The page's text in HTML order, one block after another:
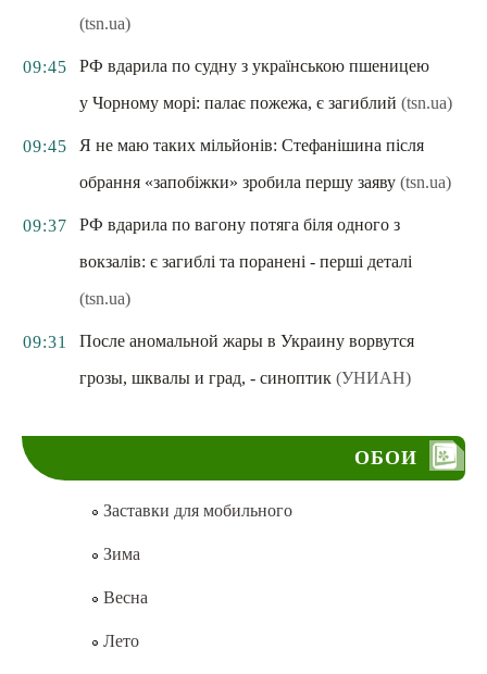
(tsn.ua)
09:45
РФ вдарила по судну з українською пшеницею
у Чорному морі: палає пожежа, є загиблий (tsn.ua)
09:45
Я не маю таких мільйонів: Стефанішина після
обрання «запобіжки» зробила першу заяву (tsn.ua)
09:37
РФ вдарила по вагону потяга біля одного з
вокзалів: є загиблі та поранені - перші деталі
(tsn.ua)
09:31
После аномальной жары в Украину ворвутся
грозы, шквалы и град, - синоптик (УНИАН)
ОБОИ
Заставки для мобильного
Зима
Весна
Лето